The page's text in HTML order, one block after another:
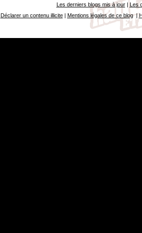
Les derniers blogs mis à jour| Les
Déclarer un contenu illicite| Mentions légales de ce blog|